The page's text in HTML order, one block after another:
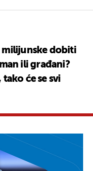
milijunske dobiti
ili građani?
će se svi